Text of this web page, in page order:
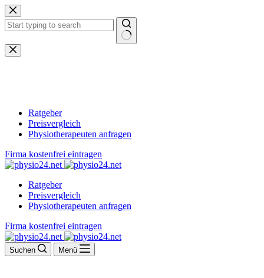
Zum
Inhalt
springen
Keine
Ergebnisse
Ratgeber
Preisvergleich
Physiotherapeuten anfragen
Firma kostenfrei eintragen
Ratgeber
Preisvergleich
Physiotherapeuten anfragen
Firma kostenfrei eintragen
Suchen Menü